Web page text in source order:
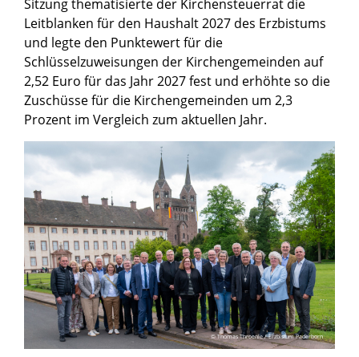
Sitzung thematisierte der Kirchensteuerrat die
Leitblanken für den Haushalt 2027 des Erzbistums
und legte den Punktewert für die
Schlüsselzuweisungen der Kirchengemeinden auf
2,52 Euro für das Jahr 2027 fest und erhöhte so die
Zuschüsse für die Kirchengemeinden um 2,3
Prozent im Vergleich zum aktuellen Jahr.
© Thomas Throenle / Erzbistum Paderborn